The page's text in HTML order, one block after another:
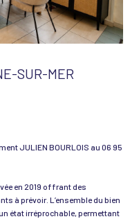
SUR-MER
JULIEN BOURLOIS au 06 95
en 2019 offrant des
à prévoir. L’ensemble du bien
état irréprochable, permettant